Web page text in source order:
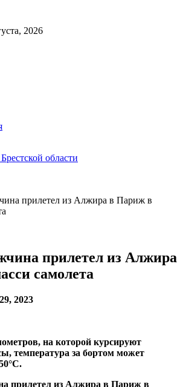
2026
области
прилетел из Алжира в Париж в
прилетел из Алжира
самолета
2023
на которой курсируют
температура за бортом может